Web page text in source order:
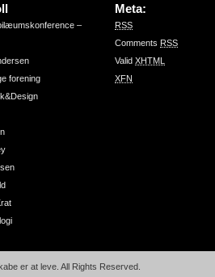
–
forening
Meta:
RSS
Comments RSS
Valid XHTML
XFN
er at leve. All Rights Reserved.